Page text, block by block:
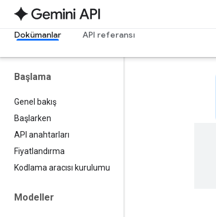
Dokümanlar API referansı
Başlama
Genel bakış
Başlarken
API anahtarları
Fiyatlandırma
Kodlama aracısı kurulumu
Modeller